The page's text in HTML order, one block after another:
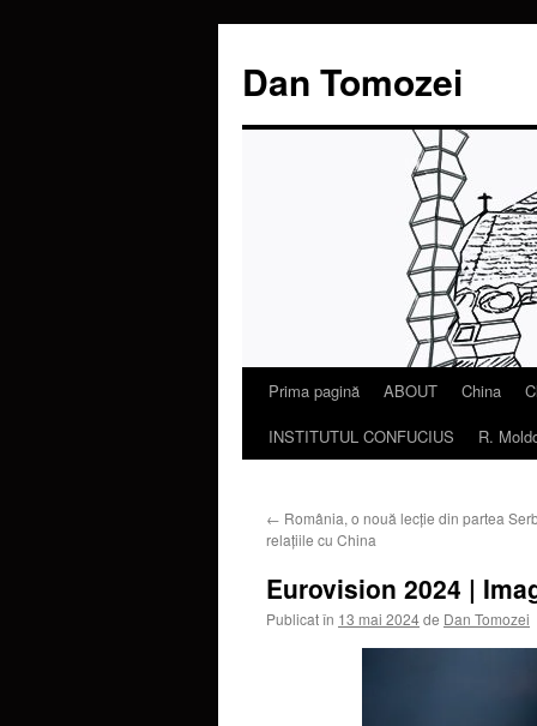
Dan Tomozei
SariPrima pagină ABOUT China
INSTITUTUL CONFUCIUS
R.
← România, o nouă lecție din partea
relațiile cu China
Eurovision 2024 |
Publicat în 13 mai 2024de Dan Tomozei